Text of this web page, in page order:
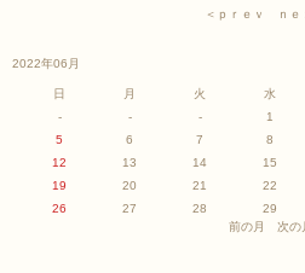
＜ｐｒｅｖ ｎｅ
2022年06月
日 月 火 水
-
- - 1
5
6 7 8
12
13 14 15
19
20 21 22
26
27 28 29
前の月
次の